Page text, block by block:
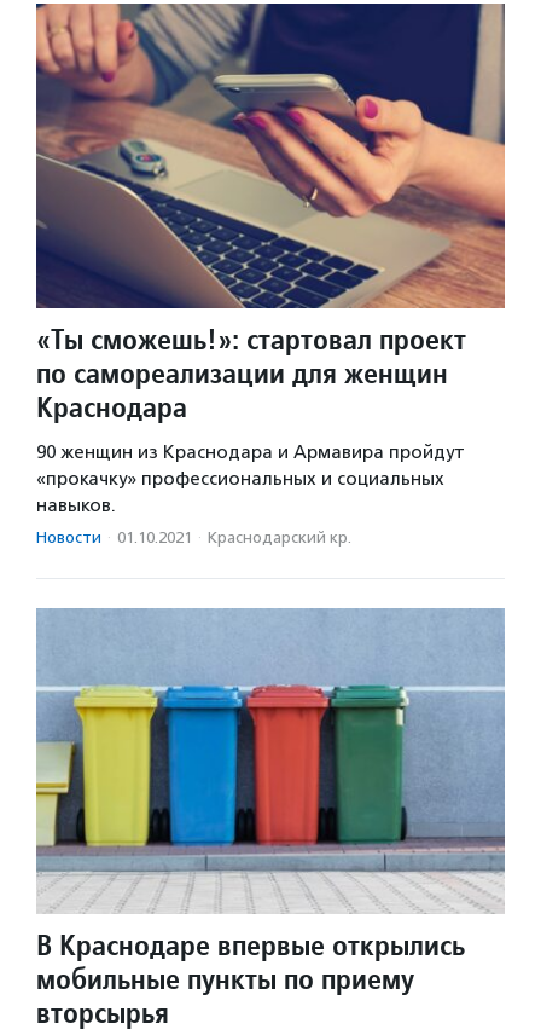
«Ты сможешь!»: стартовал проект
по самореализации для женщин
Краснодара
90 женщин из Краснодара и Армавира пройдут
«прокачку» профессиональных и социальных
навыков.
Новости · 01.10.2021 · Краснодарский кр.
В Краснодаре впервые открылись
мобильные пункты по приему
вторсырья